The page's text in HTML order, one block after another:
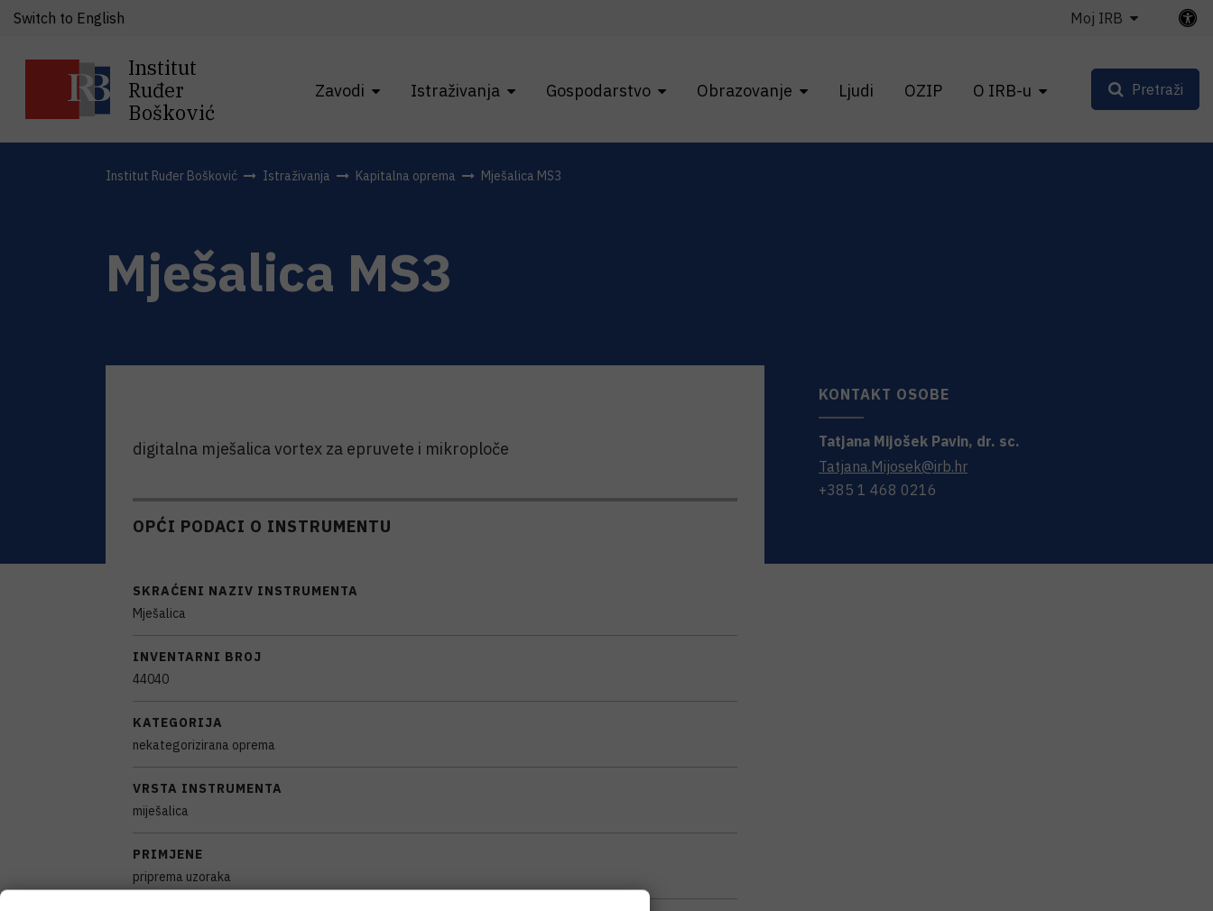
Institut
Ruđer
Bošković
Zavodi Istraživanja Gospodarstvo Obrazovanje Ljudi OZIP O IRB-u
Switch to English Moj IRB
Pretraži
Institut Ruđer Bošković Istraživanja Kapitalna oprema Mješalica MS3
Mješalica MS3
KONTAKT OSOBE
Tatjana Mijošek Pavin, dr. sc.
Tatjana.Mijosek@irb.hr
+385 1 468 0216
digitalna mješalica vortex za epruvete i mikroploče
OPĆI PODACI O INSTRUMENTU
SKRAĆENI NAZIV INSTRUMENTA
Mješalica
INVENTARNI BROJ
44040
KATEGORIJA
nekategorizirana oprema
VRSTA INSTRUMENTA
miješalica
PRIMJENE
priprema uzoraka